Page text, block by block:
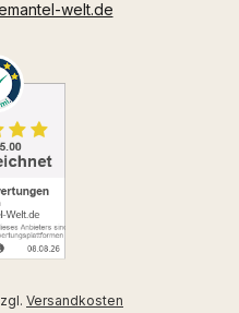
welt.de
Versandkosten